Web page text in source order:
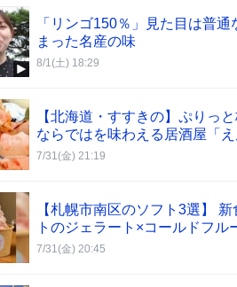
「リンゴ150％」見た目は普
まった名産の味
8/1(土) 18:29
【北海道・すすきの】ぷりっ
ならではを味わえる居酒屋「え
7/31(金) 21:19
【札幌市南区のソフト3選】
トのジェラート×コールドフル
7/31(金) 20:45